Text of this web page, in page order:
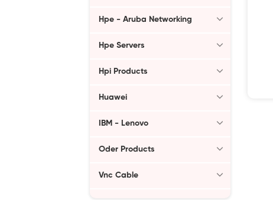
Hpe - Aruba Networking
Hpe Servers
Hpi Products
Huawei
IBM - Lenovo
Oder Products
Vnc Cable